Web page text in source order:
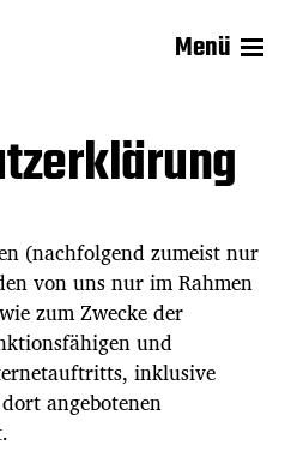
Menü
(nachfolgend zumeist nur
von uns nur im Rahmen
zum Zwecke der
und
inklusive
angebotenen